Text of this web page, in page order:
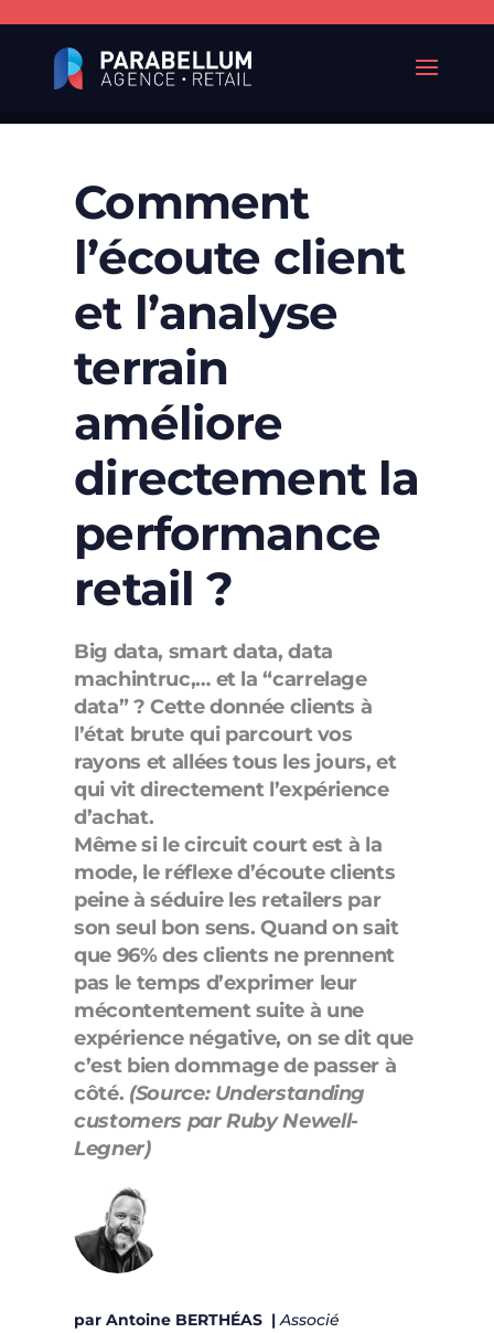
Comment
l’écoute client
et l’analyse
terrain
améliore
directement la
performance
retail ?
Big data, smart data, data
machintruc,… et la “carrelage
data” ? Cette donnée clients à
l’état brute qui parcourt vos
rayons et allées tous les jours, et
qui vit directement l’expérience
d’achat.
Même si le circuit court est à la
mode, le réflexe d’écoute clients
peine à séduire les retailers par
son seul bon sens. Quand on sait
que 96% des clients ne prennent
pas le temps d’exprimer leur
mécontentement suite à une
expérience négative, on se dit que
c’est bien dommage de passer à
côté. (Source: Understanding
customers par Ruby Newell-
Legner)
par Antoine BERTHÉAS |Associé